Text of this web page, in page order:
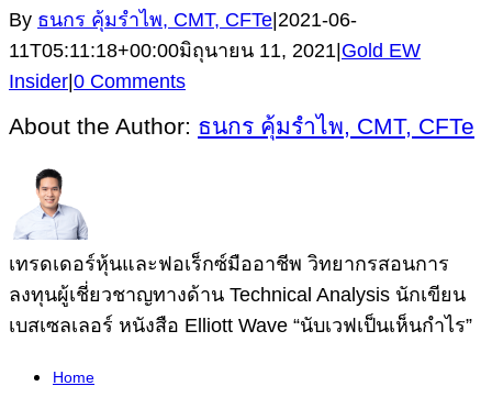
By ธนกร คุ้มรำไพ, CMT, CFTe|2021-06-
11T05:11:18+00:00มิถุนายน 11, 2021|Gold EW
Insider|0 Comments
About the Author: ธนกร คุ้มรำไพ, CMT, CFTe
เทรดเดอร์หุ้นและฟอเร็กซ์มืออาชีพ วิทยากรสอนการ
ลงทุนผู้เชี่ยวชาญทางด้าน Technical Analysis นักเขียน
เบสเซลเลอร์ หนังสือ Elliott Wave “นับเวฟเป็นเห็นกำไร”
Home